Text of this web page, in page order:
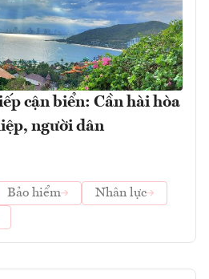
cận biển: Cần hài hòa
người dân
Bảo hiểm
Nhân lực